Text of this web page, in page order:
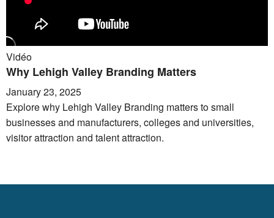
Vidéo
Why Lehigh Valley Branding Matters
January 23, 2025
Explore why Lehigh Valley Branding matters to small
businesses and manufacturers, colleges and universities,
visitor attraction and talent attraction.